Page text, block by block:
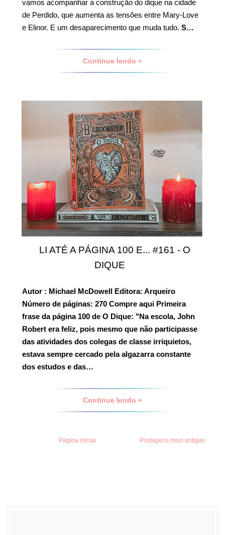
vamos acompanhar a construção do dique na cidade
de Perdido, que aumenta as tensões entre Mary-Love
e Elinor. E um desaparecimento que muda tudo. S…
Continue lendo »
LI ATÉ A PÁGINA 100 E... #161 - O
DIQUE
Autor : Michael McDowell Editora: Arqueiro
Número de páginas: 270 Compre aqui Primeira
frase da página 100 de O Dique: "Na escola, John
Robert era feliz, pois mesmo que não participasse
das atividades dos colegas de classe irriquietos,
estava sempre cercado pela algazarra constante
dos estudos e das…
Continue lendo »
Postagens mais antigas
Página inicial